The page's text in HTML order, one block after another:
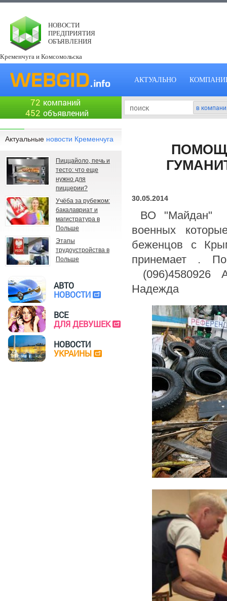
НОВОСТИ
ПРЕДПРИЯТИЯ
ОБЪЯВЛЕНИЯ
Кременчуга и Комсомольска
АКТУАЛЬНО
72 компаний
452 объявлений
30.05.2014
ВО "Майдан"
военных
беженцов с
принемает .
(096)4580926
Надежда
Актуальные новости Кременчуга
Пиццайоло, печь и
тесто: что еще
нужно для
пиццерии?
Учёба за рубежом:
бакалавриат и
магистратура в
Польше
Этапы
трудоустройства в
Польше
АВТО
НОВОСТИ
ВСЕ
ДЛЯ ДЕВУШЕК
НОВОСТИ
УКРАИНЫ